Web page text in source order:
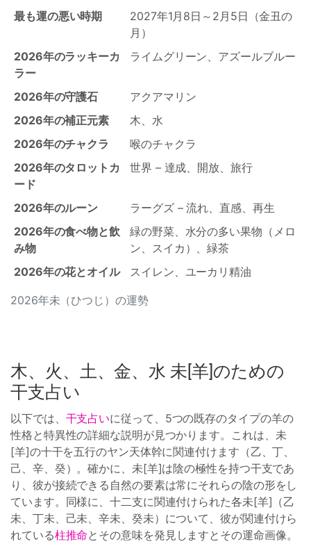
2026年未（ひつじ）の運勢
最も運の悪い時期
2027年1月8日～2月5日（金丑の
月）
2026年のラッキーカ
ラー
ライムグリーン、アズールブルー
2026年の守護石
アクアマリン
2026年の補正元素
木、水
2026年のチャクラ
喉のチャクラ
2026年のタロットカ
ード
世界 – 達成、開放、旅行
2026年のルーン
ラーグズ – 流れ、直感、再生
2026年の食べ物と飲
み物
緑の野菜、水分の多い果物（メロ
ン、スイカ）、緑茶
2026年の花とオイル
スイレン、ユーカリ精油
木、火、土、金、水 未[羊]のための
干支占い
以下では、 干支占いに従って、5つの既存のタイプの羊の
性格と特異性の詳細な説明が見つかります。これは、未
[羊]の十干を五行のヤン天体幹に関連付けます（乙、丁、
己、辛、癸）。確かに、未[羊]は陰の極性を持つ干支であ
り、彼が接続できる自然の要素は常にそれらの陰の形をし
ています。同様に、十二支に関連付けられた各未[羊]（乙
未、丁未、己未、辛未、癸未）について、彼が関連付けら
れている柱推命とその意味を発見しますとその運命画像。